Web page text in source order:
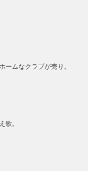
ームなクラブが売り。
歌。